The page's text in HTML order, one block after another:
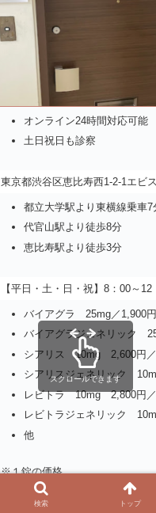
オンライン24時間対応可能
土日祝日も診察
東京都渋谷区恵比寿西1-2-1エ
都立大学駅より東横線乗車
代官山駅より徒歩8分
恵比寿駅より徒歩3分
【平日・土・日・祝】8：00～12
バイアグラ 25mg／1,900
バイアグラジェネリック
シアリス 10mg 2,600円
シアリスジェネリック
レビトラ 10mg 2,800円
レビトラジェネリック
他
※１錠の価格
スクロールできます
検索 トップ